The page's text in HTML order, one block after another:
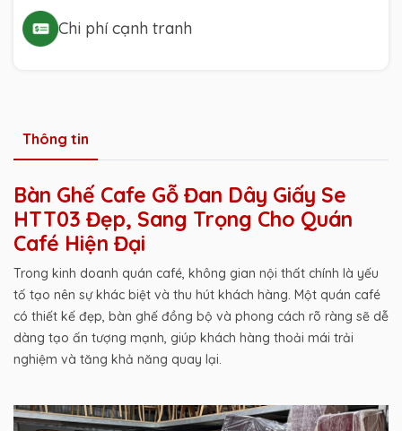
Chi phí cạnh tranh
Thông tin
Bàn Ghế Cafe Gỗ Đan Dây Giấy Se
HTT03 Đẹp, Sang Trọng Cho Quán
Café Hiện Đại
Trong kinh doanh quán café, không gian nội thất chính là yếu
tố tạo nên sự khác biệt và thu hút khách hàng. Một quán café
có thiết kế đẹp, bàn ghế đồng bộ và phong cách rõ ràng sẽ dễ
dàng tạo ấn tượng mạnh, giúp khách hàng thoải mái trải
nghiệm và tăng khả năng quay lại.